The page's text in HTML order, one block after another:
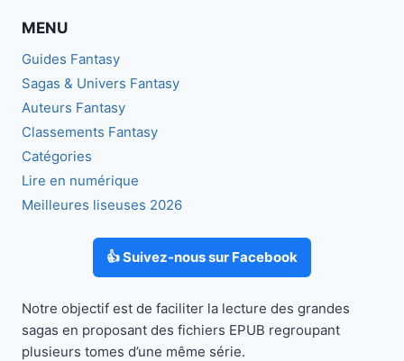
MENU
Guides Fantasy
Sagas & Univers Fantasy
Auteurs Fantasy
Classements Fantasy
Catégories
Lire en numérique
Meilleures liseuses 2026
👍 Suivez-nous sur Facebook
Notre objectif est de faciliter la lecture des grandes
sagas en proposant des fichiers EPUB regroupant
plusieurs tomes d’une même série.